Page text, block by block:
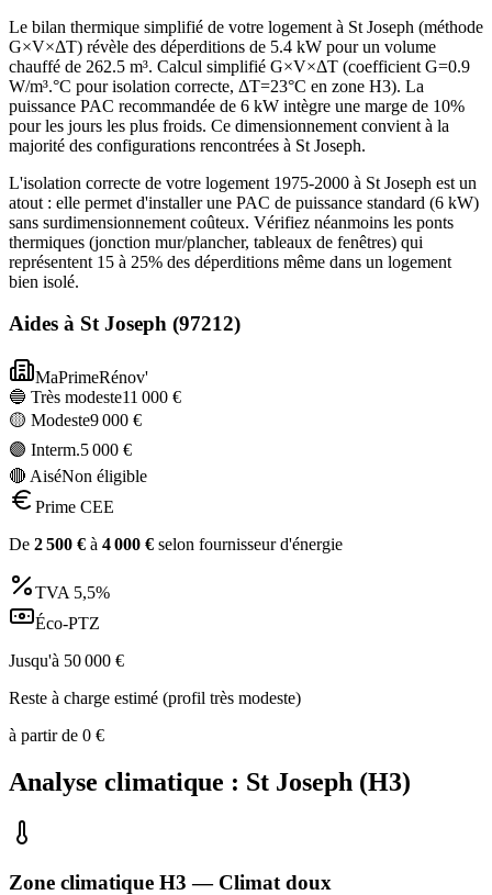
Le bilan thermique simplifié de votre logement à St Joseph (méthode
G×V×ΔT) révèle des déperditions de 5.4 kW pour un volume
chauffé de 262.5 m³. Calcul simplifié G×V×ΔT (coefficient G=0.9
W/m³.°C pour isolation correcte, ΔT=23°C en zone H3). La
puissance PAC recommandée de 6 kW intègre une marge de 10%
pour les jours les plus froids. Ce dimensionnement convient à la
majorité des configurations rencontrées à St Joseph.
L'isolation correcte de votre logement 1975-2000 à St Joseph est un
atout : elle permet d'installer une PAC de puissance standard (6 kW)
sans surdimensionnement coûteux. Vérifiez néanmoins les ponts
thermiques (jonction mur/plancher, tableaux de fenêtres) qui
représentent 15 à 25% des déperditions même dans un logement
bien isolé.
Aides à St Joseph (97212)
MaPrimeRénov'
🔵 Très modeste11 000 €
🟡 Modeste9 000 €
🟣 Interm.5 000 €
🔴 AiséNon éligible
Prime CEE
De 2 500 € à 4 000 € selon fournisseur d'énergie
TVA 5,5%
Éco-PTZ
Jusqu'à 50 000 €
Reste à charge estimé (profil très modeste)
à partir de 0 €
Analyse climatique : St Joseph (H3)
Zone climatique H3 — Climat doux